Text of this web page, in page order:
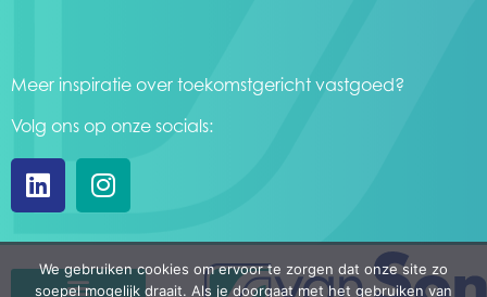
Meer inspiratie over toekomstgericht vastgoed?
Volg ons op onze socials:
We gebruiken cookies om ervoor te zorgen dat onze site zo
soepel mogelijk draait. Als je doorgaat met het gebruiken van